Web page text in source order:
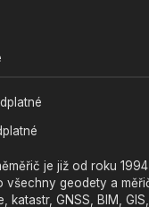
je již od roku
všechny geodety a
katastr, GNSS, BIM,